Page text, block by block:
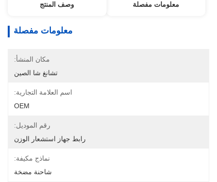
معلومات مفصلة وصف المنتج
معلومات مفصلة
مكان المنشأ:
تشانغ شا الصين
اسم العلامة التجارية:
OEM
رقم الموديل:
رابط جهاز استشعار الوزن
نماذج مكيفة:
شاحنة مضخة